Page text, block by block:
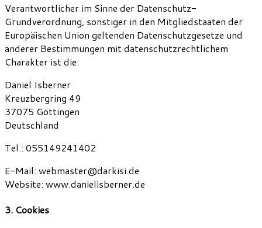
Verantwortlicher im Sinne der Datenschutz-
Grundverordnung, sonstiger in den Mitgliedstaaten der
Europäischen Union geltenden Datenschutzgesetze und
anderer Bestimmungen mit datenschutzrechtlichem
Charakter ist die:
Daniel Isberner
Kreuzbergring 49
37075 Göttingen
Deutschland
Tel.: 055149241402
E-Mail: webmaster@darkisi.de
Website: www.danielisberner.de
3. Cookies